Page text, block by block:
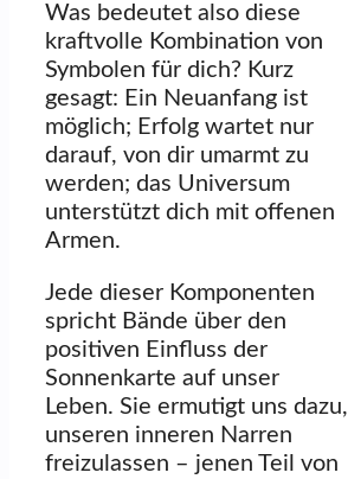
Was bedeutet also diese
kraftvolle Kombination von
Symbolen für dich? Kurz
gesagt: Ein Neuanfang ist
möglich; Erfolg wartet nur
darauf, von dir umarmt zu
werden; das Universum
unterstützt dich mit offenen
Armen.
Jede dieser Komponenten
spricht Bände über den
positiven Einfluss der
Sonnenkarte auf unser
Leben. Sie ermutigt uns dazu,
unseren inneren Narren
freizulassen – jenen Teil von